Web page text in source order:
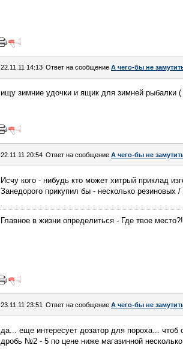
22.11.11 14:13 Ответ на сообщение А чего-бы не
ищу зимние удочки и ящик для зимней рыбалки
22.11.11 20:54 Ответ на сообщение А чего-бы не
Исчу кого - нибудь кто может хитрый приклад
Занедорого прикупил бы - несколько резиновых /
Главное в жизни определиться - Где твое
23.11.11 23:51 Ответ на сообщение А чего-бы не
да... еще интересует дозатор для пороха... чтоб
дробь №2 - 5 по цене ниже магазинной